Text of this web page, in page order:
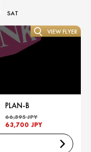
SAT
VIEW FLYER
PLAN-B
66,395 JPY
63,700 JPY